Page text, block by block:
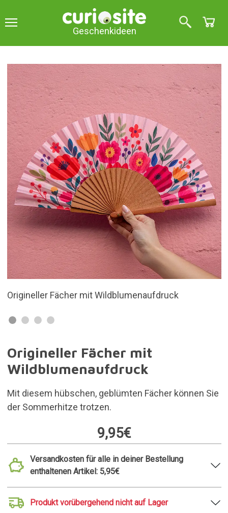
Geschenkideen
Hergestellt aus hochdichtem Holz und
Origineller Fächer mit
Wildblumenaufdruck
Mit diesem hübschen, geblümten Fächer können Sie
der Sommerhitze trotzen.
9,95€
Versandkosten für alle in deiner Bestellung
enthaltenen Artikel: 5,95€
Produkt vorübergehend nicht auf Lager